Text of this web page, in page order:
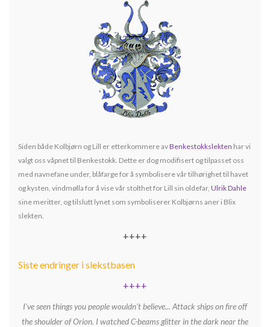
Siden både Kolbjørn og Lill er etterkommere avBenkestokkslekten har vi
valgt oss våpnet til Benkestokk. Dette er dog modifisert og tilpasset oss
med navnefane under, blåfarge for å symbolisere vår tilhørighet til havet
og kysten, vindmølla for å vise vår stolthet for Lill sin oldefar, Ulrik Dahle
sine meritter, og tilslutt lynet som symboliserer Kolbjørns aner i Blix
slekten
++++
Siste endringer i slekstbasen
++++
I've seen things you people wouldn't believe... Attack ships on fire off
the shoulder of Orion. I watched C-beams glitter in the dark near the